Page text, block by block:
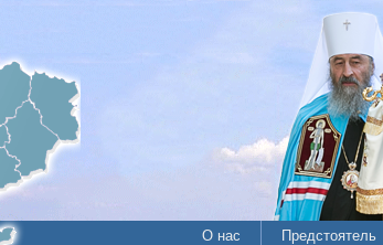
О нас Предстоятель